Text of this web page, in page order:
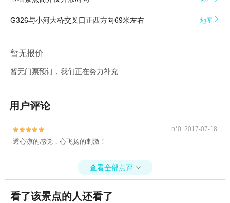
G326与小河大桥交叉口正西方向69米左右 地图 
暂无报价
暂无门票预订，我们正在努力补充
用户评论

 n*0 2017-07-18
透心凉的感觉，心飞扬的刺激！
查看全部点评 
看了该景点的人还看了